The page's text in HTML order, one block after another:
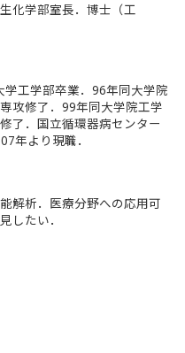
化学部室長．博士（工
工学部卒業．96年同大学院
攻修了．99年同大学院工学
了．国立循環器病センター
年より現職．
解析．医療分野への応用可
したい．